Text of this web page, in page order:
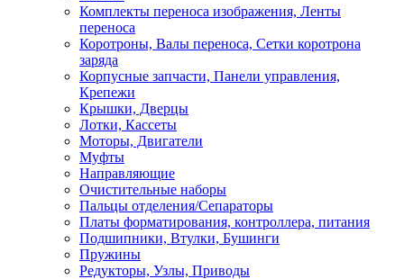
Комплекты переноса изображения, Ленты
переноса
Коротроны, Валы переноса, Сетки коротрона
заряда
Корпусные запчасти, Панели управления,
Крепежи
Крышки, Дверцы
Лотки, Кассеты
Моторы, Двигатели
Муфты
Направляющие
Очистительные наборы
Пальцы отделения/Сепараторы
Платы форматирования, контроллера, питания
Подшипники, Втулки, Бушинги
Пружины
Редукторы, Узлы, Приводы